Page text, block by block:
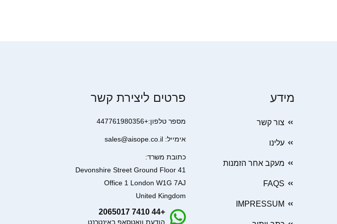
מידע
צור קשר
עלינו
מעקב אחר הזמנות
FAQS
IMPRESSUM
פרטים ליצירת קשר
מספר טלפון:+447761980356
אימייל: sales@aisope.co.il
כתובת משרד:
41 Devonshire Street Ground Floor
Office 1 London W1G 7AJ
United Kingdom
+44 7410 2065017
הודעת וואטסאפ באינטרנט